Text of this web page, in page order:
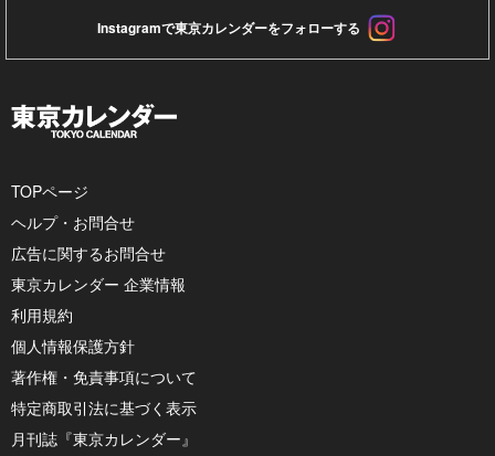
Instagramで東京カレンダーをフォローする
TOPページ
ヘルプ・お問合せ
広告に関するお問合せ
東京カレンダー 企業情報
利用規約
個人情報保護方針
著作権・免責事項について
特定商取引法に基づく表示
月刊誌『東京カレンダー』